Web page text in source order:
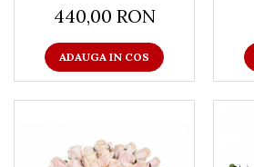
440,00 RON
ADAUGA IN COS